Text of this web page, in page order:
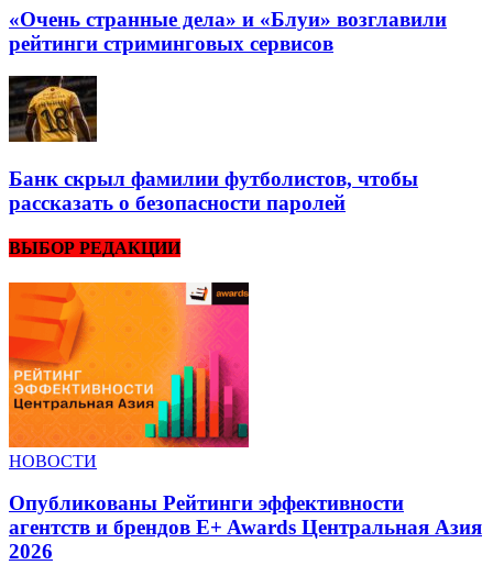
«Очень странные дела» и «Блуи» возглавили
рейтинги стриминговых сервисов
Банк скрыл фамилии футболистов, чтобы
рассказать о безопасности паролей
ВЫБОР РЕДАКЦИИ
НОВОСТИ
Опубликованы Рейтинги эффективности
агентств и брендов E+ Awards Центральная Азия
2026